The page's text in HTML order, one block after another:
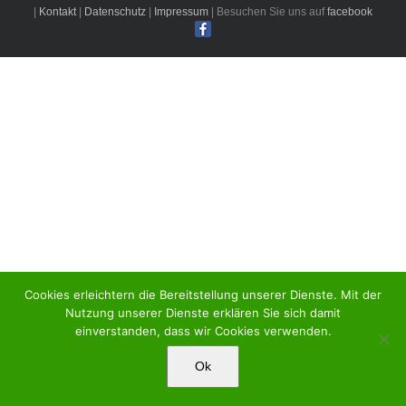
Kontakt| Datenschutz Impressum | Besuchen Sie uns auffacebook
Cookies erleichtern die Bereitstellung unserer Dienste. Mit der
Nutzung unserer Dienste erklären Sie sich damit
einverstanden, dass wir Cookies verwenden.
Ok